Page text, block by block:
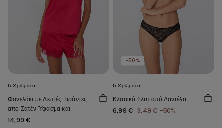
5 Χρώματα
Φανελάκι με Λεπτές Τιράντες
από Σατέν Ύφασμα και
Δαντέλα
14,99 €
-50%
5 Χρώματα
Κλασικό Σλιπ από Δαντέλα
6,99 € 3,49 € -50%